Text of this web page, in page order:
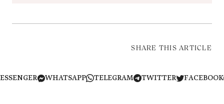
SHARE THIS ARTICLE
TWITTER
TELEGRAM
WHATSAPP
MESSENGER